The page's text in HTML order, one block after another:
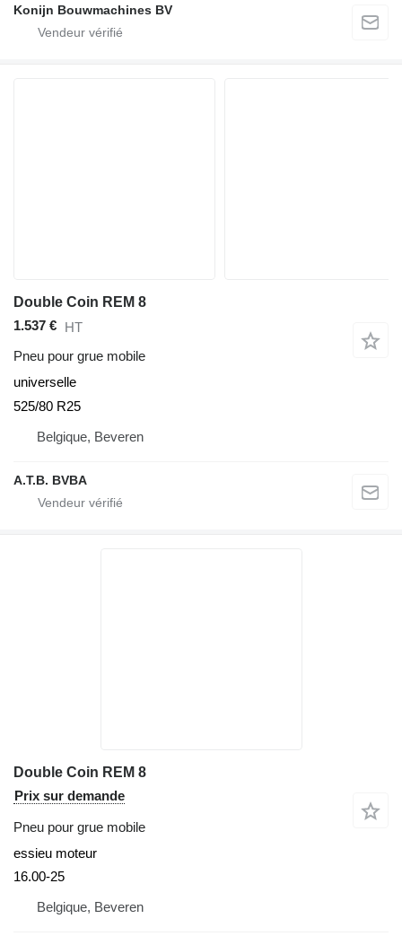
Konijn Bouwmachines BV
Double Coin REM 8
1.537 € HT
Pneu pour grue mobile
universelle
525/80 R25
Belgique, Beveren
A.T.B. BVBA
Double Coin REM 8
Prix sur demande
Pneu pour grue mobile
essieu moteur
16.00-25
Belgique, Beveren